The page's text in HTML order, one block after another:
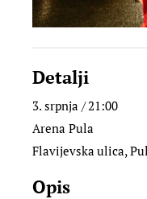
Detalji
3. srpnja / 21:00
Arena Pula
Flavijevska ulica,
Opis